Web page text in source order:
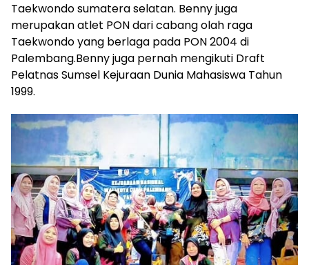
Taekwondo sumatera selatan. Benny juga
merupakan atlet PON dari cabang olah raga
Taekwondo yang berlaga pada PON 2004 di
Palembang.Benny juga pernah mengikuti Draft
Pelatnas Sumsel Kejuraan Dunia Mahasiswa Tahun
1999.